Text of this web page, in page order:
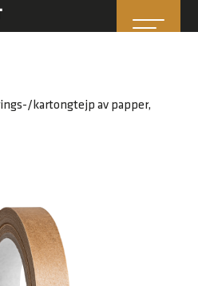
kartongtejp av papper,